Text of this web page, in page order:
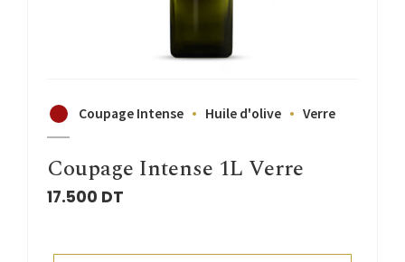
Coupage Intense Huile d'olive Verre
Coupage Intense 1L Verre
17.500 DT